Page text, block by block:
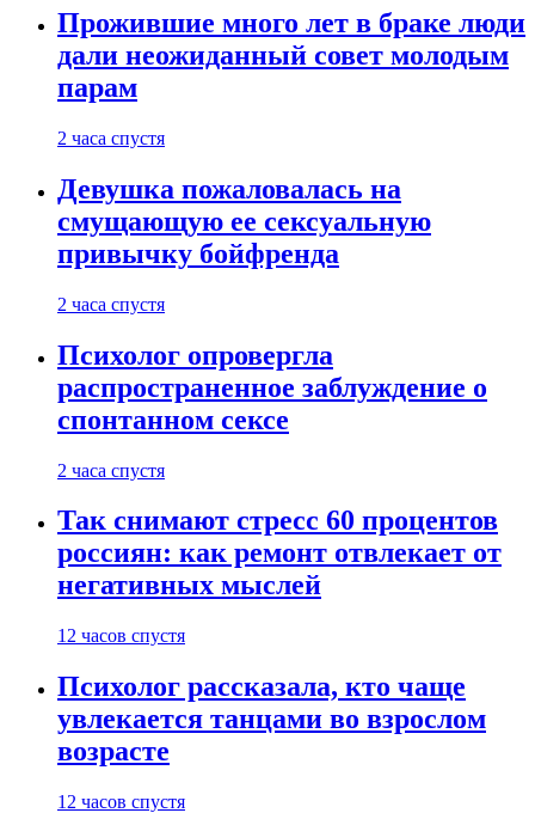
Прожившие много лет в браке люди
дали неожиданный совет молодым
парам
2 часа спустя
Девушка пожаловалась на
смущающую ее сексуальную
привычку бойфренда
2 часа спустя
Психолог опровергла
распространенное заблуждение о
спонтанном сексе
2 часа спустя
Так снимают стресс 60 процентов
россиян: как ремонт отвлекает от
негативных мыслей
12 часов спустя
Психолог рассказала, кто чаще
увлекается танцами во взрослом
возрасте
12 часов спустя